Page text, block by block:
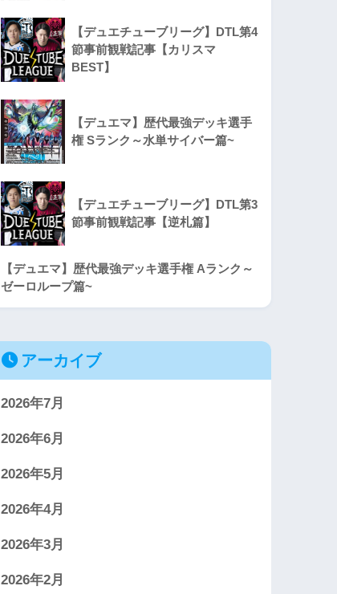
【デュエチューブリーグ】DTL第4
節事前観戦記事【カリスマ
BEST】
【デュエマ】歴代最強デッキ選手
権 Sランク～水単サイバー篇~
【デュエチューブリーグ】DTL第3
節事前観戦記事【逆札篇】
【デュエマ】歴代最強デッキ選手権 Aランク～
ゼーロループ篇~
アーカイブ
2026年7月
2026年6月
2026年5月
2026年4月
2026年3月
2026年2月